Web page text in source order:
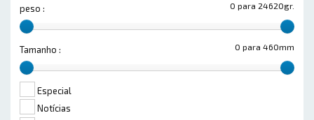
0 para 24620gr.
peso :
0 para 460mm
Tamanho :
Especial
Notícias